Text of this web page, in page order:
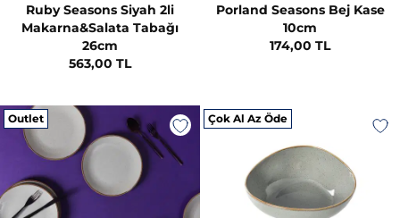
Ruby Seasons Siyah 2li
Makarna&Salata Tabağı
26cm
563,00 TL
Porland Seasons Bej Kase
10cm
174,00 TL
Outlet Çok Al Az Öde